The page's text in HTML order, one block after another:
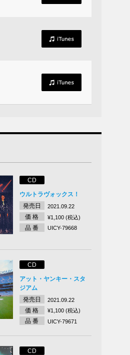
CD
ウルトラヴォックス！
発売日
2021.09.22
価 格 ¥1,100 (税込)
品 番 UICY-79668
CD
アット・ヤンキー・スタ
ジアム
発売日
2021.09.22
価 格 ¥1,100 (税込)
品 番 UICY-79671
CD